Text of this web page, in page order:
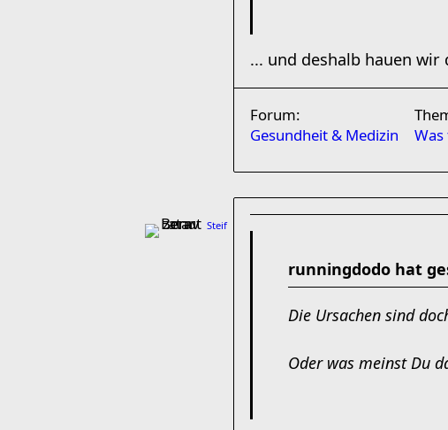
... und deshalb hauen
Forum:
Gesundheit & Medizin
Steif
runningdodo hat
Die Ursachen sind
Oder was meinst Du